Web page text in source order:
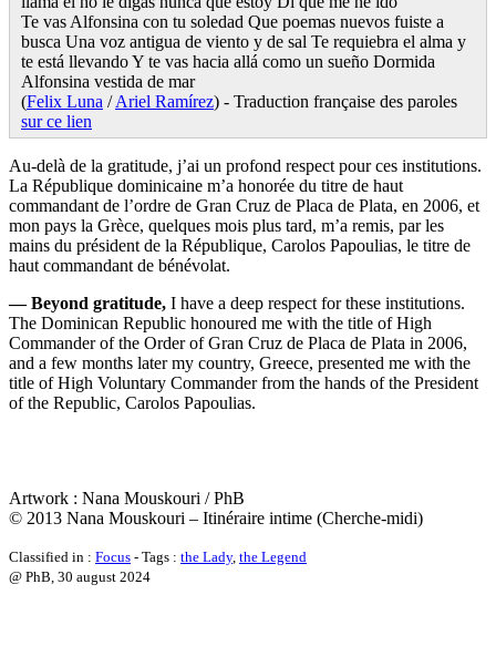
Te vas Alfonsina con tu soledad Que poemas nuevos fuiste a
busca Una voz antigua de viento y de sal Te requiebra el alma y
te está llevando Y te vas hacia allá como un sueño Dormida
Alfonsina vestida de mar
(Felix Luna /Ariel Ramírez) - Traduction française des paroles
sur ce lien
Au-delà de la gratitude, j’ai un profond respect pour ces institutions.
La République dominicaine m’a honorée du titre de haut
commandant de l’ordre de Gran Cruz de Placa de Plata, en 2006, et
mon pays la Grèce, quelques mois plus tard, m’a remis, par les
mains du président de la République, Carolos Papoulias, le titre de
haut commandant de bénévolat.
—Beyond gratitude, I have a deep respect for these institutions.
The Dominican Republic honoured me with the title of High
Commander of the Order of Gran Cruz de Placa de Plata in 2006,
and a few months later my country, Greece, presented me with the
title of High Voluntary Commander from the hands of the President
of the Republic, Carolos Papoulias.
Artwork : Nana Mouskouri / PhB
© 2013 Nana Mouskouri – Itinéraire intime (Cherche-midi)
Classified in : Focus - Tags : the Lady, the Legend
@ PhB, 30 august 2024